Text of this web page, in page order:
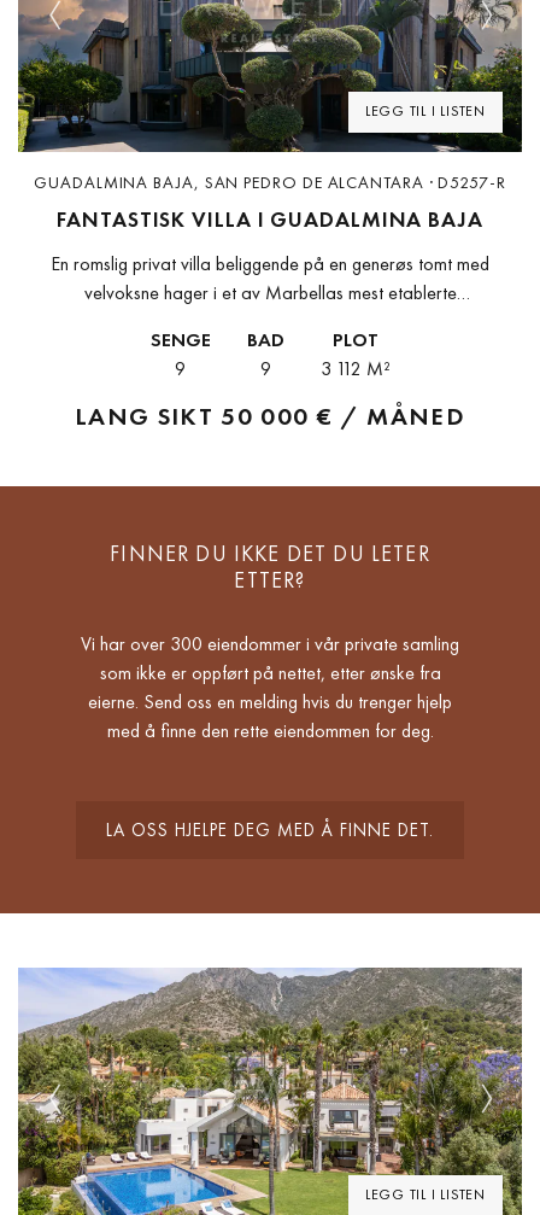
LEGG TIL I LISTEN
Previous Next
GUADALMINA BAJA, SAN PEDRO DE ALCANTARA · D5257-R
FANTASTISK VILLA I GUADALMINA BAJA
En romslig privat villa beliggende på en generøs tomt med
velvoksne hager i et av Marbellas mest etablerte
boligområdet Guadalmina Alta, og tilbyr...
SENGE
9
BAD
9
PLOT
3 112 M²
LANG SIKT 50 000 € / MÅNED
FINNER DU IKKE DET DU LETER
ETTER?
Vi har over 300 eiendommer i vår private samling
som ikke er oppført på nettet, etter ønske fra
eierne. Send oss en melding hvis du trenger hjelp
med å finne den rette eiendommen for deg.
LA OSS HJELPE DEG MED Å FINNE DET.
LEGG TIL I LISTEN
Previous Next